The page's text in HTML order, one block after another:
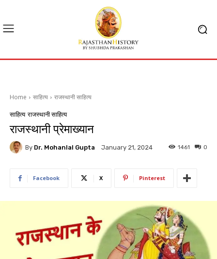
Home साहित्य राजस्थानी साहित्य
साहित्य राजस्थानी साहित्य
राजस्थानी प्रेमाख्यान
By Dr. Mohanlal Gupta January 21, 2024 0
1461
Facebook X Pinterest